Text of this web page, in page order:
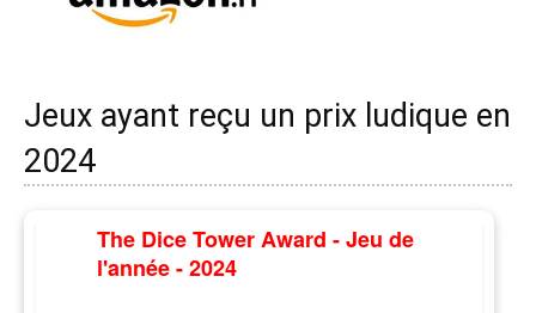
Jeux ayant reçu un prix ludique en
2024
The Dice Tower Award - Jeu de
l'année - 2024